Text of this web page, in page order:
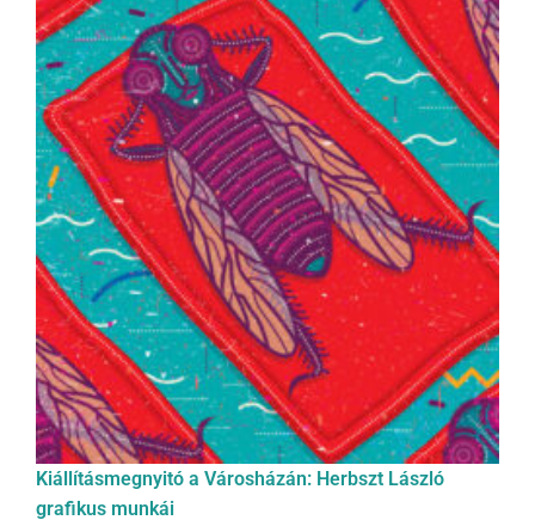
Kiállításmegnyitó a Városházán: Herbszt László
grafikus munkái